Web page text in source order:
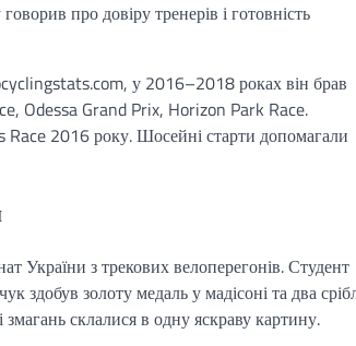
про довіру тренерів і готовність
у 2016–2018 роках він брав
Odessa Grand Prix, Horizon Park Race.
2016 року. Шосейні старти допомагали
України з трекових велоперегонів. Студент
здобув золоту медаль у мадісоні та два
склалися в одну яскраву картину.